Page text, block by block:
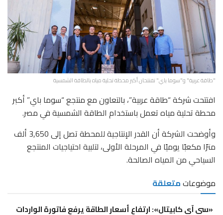
"طاقة عربية" و"سوما باي" تفتتحان أكبر محطة تحلية مياه بالطاقة الشمسية
افتتحت شركة “طاقة عربية”، بالتعاون مع منتجع “سوما باي” أكبر
محطة تحلية مياه تعمل باستخدام الطاقة الشمسية في مصر.
وأوضحت الشركة أن القدر الإنتاجية للمحطة تصل إلى 3,650 ألف
مترًا مكعبًا يوميًا في المرحلة الأولى، لتلبية احتياجيات المنتجع
السياحي من المياه الصالحة.
موضوعاتمتعلقة
«سى آى كابيتال»: ارتفاع أسعار الطاقة يرفع فاتورة الواردات